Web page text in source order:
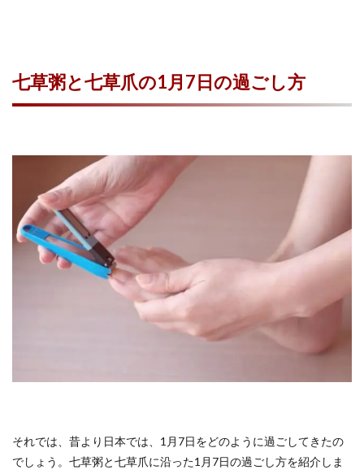
七草粥と七草爪の1月7日の過ごし方
それでは、昔より日本では、1月7日をどのように過ごしてきたの
でしょう。七草粥と七草爪に沿った1月7日の過ごし方を紹介しま